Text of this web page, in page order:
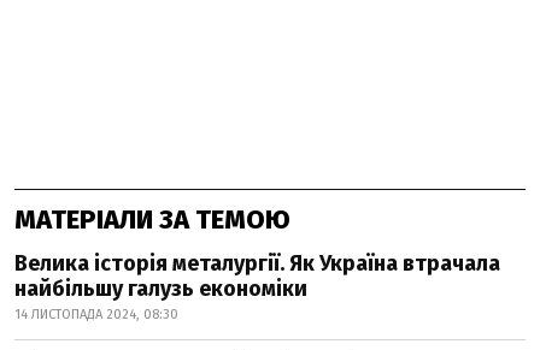
МАТЕРІАЛИ ЗА ТЕМОЮ
Велика історія металургії. Як Україна втрачала
найбільшу галузь економіки
14 ЛИСТОПАДА 2024, 08:30